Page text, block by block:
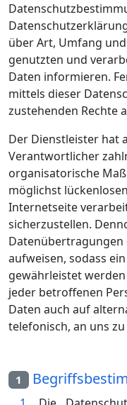
über Art, Umfang
genutzten und
Daten informieren.
mittels dieser
zustehenden Rechte
Der Dienstleister hat
Verantwortlicher
organisatorische
möglichst
Internetseite
sicherzustellen.
Datenübertragungen
aufweisen, sodass
gewährleistet
jeder betroffenen
Daten auch auf
telefonisch, an uns
1